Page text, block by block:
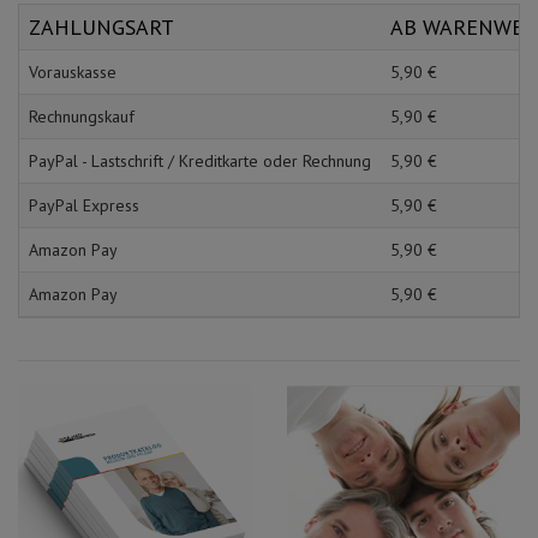
Ärmelschoner
Unterlagen und
ZAHLUNGSART AB
Vorauskasse 5,90 €
Rechnungskauf 5,90 €
PayPal - Lastschrift / Kreditkarte oder Rechnung 5,90 €
PayPal Express 5,90 €
Amazon Pay 5,90 €
Amazon Pay 5,90 €